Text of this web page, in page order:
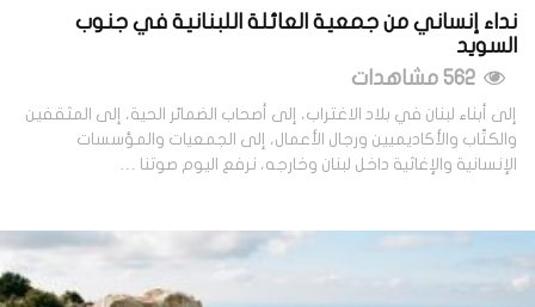
نداء إنساني من جمعية العائلة اللبنانية في جنوب
السويد
إلى أبناء لبنان في بلاد الاغتراب، إلى أصحاب الضمائر الحية، إلى المثقفين
والكتّاب والأكاديميين ورجال الأعمال، إلى الجمعيات والمؤسسات
الإنسانية والإغاثية داخل لبنان وخارجه، نرفع اليوم صوتنا …